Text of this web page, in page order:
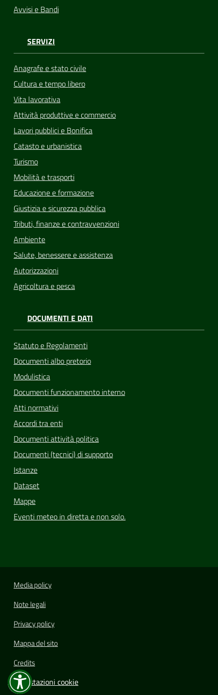
Avvisi e Bandi
SERVIZI
Anagrafe e stato civile
Cultura e tempo libero
Vita lavorativa
Attività produttive e commercio
Lavori pubblici e Bonifica
Catasto e urbanistica
Turismo
Mobilità e trasporti
Educazione e formazione
Giustizia e sicurezza pubblica
Tributi, finanze e contravvenzioni
Ambiente
Salute, benessere e assistenza
Autorizzazioni
Agricoltura e pesca
DOCUMENTI E DATI
Statuto e Regolamenti
Documenti albo pretorio
Modulistica
Documenti funzionamento interno
Atti normativi
Accordi tra enti
Documenti attività politica
Documenti (tecnici) di supporto
Istanze
Dataset
Mappe
Eventi meteo in diretta e non solo.
Media policy
Note legali
Privacy policy
Mappa del sito
Credits
Impostazioni cookie